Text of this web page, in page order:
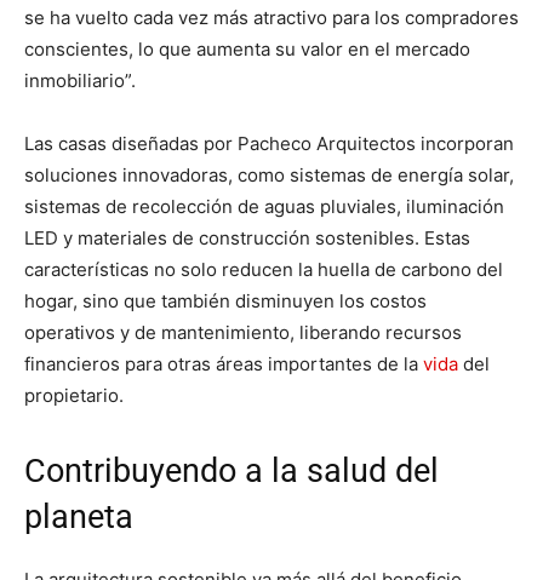
se ha vuelto cada vez más atractivo para los compradores
conscientes, lo que aumenta su valor en el mercado
inmobiliario”.
Las casas diseñadas por Pacheco Arquitectos incorporan
soluciones innovadoras, como sistemas de energía solar,
sistemas de recolección de aguas pluviales, iluminación
LED y materiales de construcción sostenibles. Estas
características no solo reducen la huella de carbono del
hogar, sino que también disminuyen los costos
operativos y de mantenimiento, liberando recursos
financieros para otras áreas importantes de la vida del
propietario.
Contribuyendo a la salud del
planeta